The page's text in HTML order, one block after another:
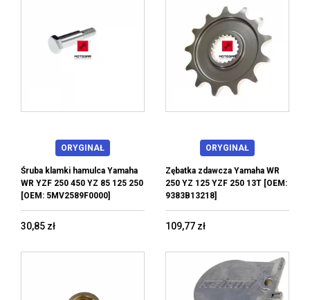
ORYGINAŁ
Śruba klamki hamulca Yamaha
WR YZF 250 450 YZ 85 125 250
[OEM: 5MV2589F0000]
30,85 zł
ORYGINAŁ
Zębatka zdawcza Yamaha WR
250 YZ 125 YZF 250 13T [OEM:
9383B13218]
109,77 zł